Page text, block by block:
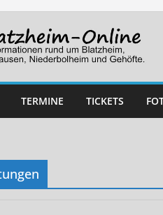
TERMINE TICKETS